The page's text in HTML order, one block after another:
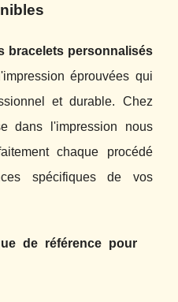
bracelets personnalisés
éprouvées qui
et durable. Chez
dans l'impression nous
chaque procédé
spécifiques de vos
de référence pour